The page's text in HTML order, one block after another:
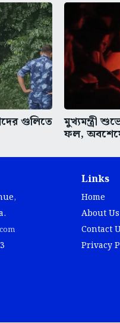
গুলিতে মুখ্যমন্ত্রী
ফল,
Links
Home
About Us
Contact
Privacy